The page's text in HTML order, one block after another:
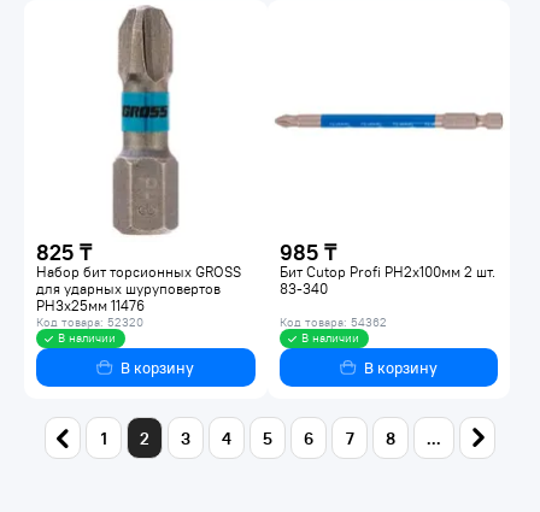
825 ₸
Набор бит торсионных GROSS
для ударных шуруповертов
PH3x25мм 11476
Код товара: 52320
В наличии
В корзину
985 ₸
Бит Cutop Profi PH2х100мм 2 шт.
83-340
Код товара: 54362
В наличии
В корзину
1 2 3 4 5 6 7 8 ...